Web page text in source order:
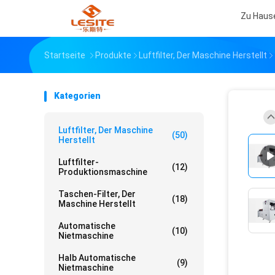
Zu
Startseite Produkte Luftfilter, Der Maschine Herstellt
Kategorien
Luftfilter, Der Maschine
Herstellt
(50)
Luftfilter-
Produktionsmaschine
(12)
Taschen-Filter, Der
Maschine Herstellt
(18)
Automatische
Nietmaschine
(10)
Halb Automatische
Nietmaschine
(9)